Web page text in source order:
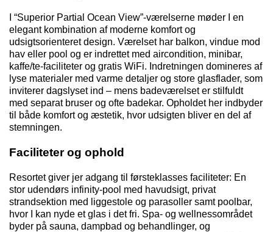
I “Superior Partial Ocean View”-værelserne møder I en
elegant kombination af moderne komfort og
udsigtsorienteret design. Værelset har balkon, vindue mod
hav eller pool og er indrettet med aircondition, minibar,
kaffe/te-faciliteter og gratis WiFi. Indretningen domineres af
lyse materialer med varme detaljer og store glasflader, som
inviterer dagslyset ind – mens badeværelset er stilfuldt
med separat bruser og ofte badekar. Opholdet her indbyder
til både komfort og æstetik, hvor udsigten bliver en del af
stemningen.
Faciliteter og ophold
Resortet giver jer adgang til førsteklasses faciliteter: En
stor udendørs infinity-pool med havudsigt, privat
strandsektion med liggestole og parasoller samt poolbar,
hvor I kan nyde et glas i det fri. Spa- og wellnessområdet
byder på sauna, dampbad og behandlinger, og